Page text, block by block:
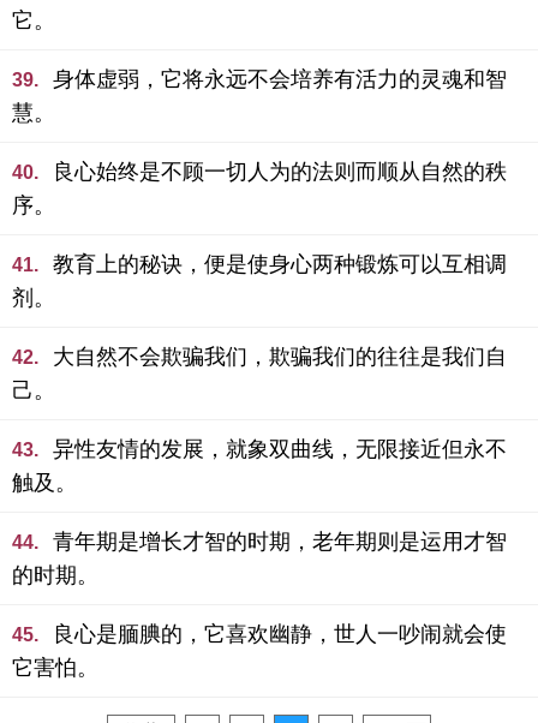
它。
39.
身体虚弱，它将永远不会培养有活力的灵魂和智
慧。
40.
良心始终是不顾一切人为的法则而顺从自然的秩
序。
41.
教育上的秘诀，便是使身心两种锻炼可以互相调
剂。
42.
大自然不会欺骗我们，欺骗我们的往往是我们自
己。
43.
异性友情的发展，就象双曲线，无限接近但永不
触及。
44.
青年期是增长才智的时期，老年期则是运用才智
的时期。
45.
良心是腼腆的，它喜欢幽静，世人一吵闹就会使
它害怕。